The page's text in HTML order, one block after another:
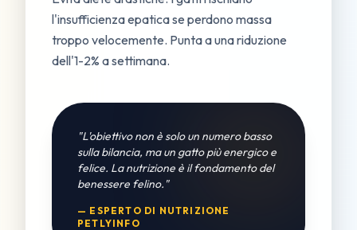
l'insufficienza epatica se perdono massa
troppo velocemente. Punta a una riduzione
dell'1-2% a settimana.
"L'obiettivo non è solo un numero basso
sulla bilancia, ma un gatto più energico e
felice. La nutrizione è il fondamento del
benessere felino."
— ESPERTO DI NUTRIZIONE
PETLYINFO